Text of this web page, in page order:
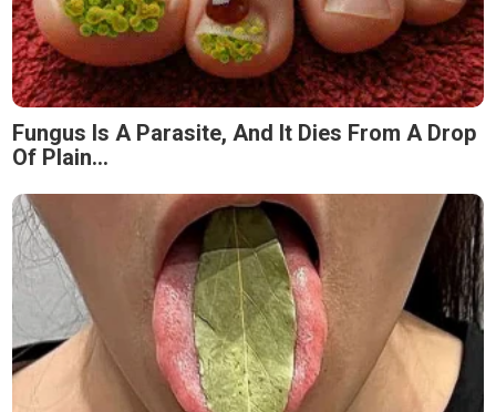
Fungus Is A Parasite, And It Dies From A Drop
Of Plain...